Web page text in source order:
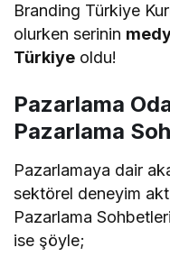
Branding Türkiye
olurken serinin
Türkiye oldu!
Pazarlama
Pazarlama
Pazarlamaya dair
sektörel deneyim
Pazarlama
ise şöyle;